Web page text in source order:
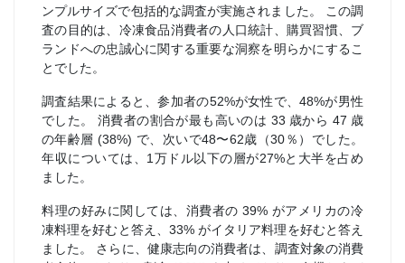
ンプルサイズで包括的な調査が実施されました。 この調
査の目的は、冷凍食品消費者の人口統計、購買習慣、ブ
ランドへの忠誠心に関する重要な洞察を明らかにするこ
とでした。
調査結果によると、参加者の52%が女性で、48%が男性
でした。 消費者の割合が最も高いのは 33 歳から 47 歳
の年齢層 (38%) で、次いで48〜62歳（30％）でした。
年収については、1万ドル以下の層が27%と大半を占め
ました。
料理の好みに関しては、消費者の 39% がアメリカの冷
凍料理を好むと答え、33% がイタリア料理を好むと答え
ました。 さらに、健康志向の消費者は、調査対象の消費